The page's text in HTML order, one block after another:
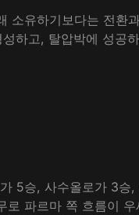
유하기보다는 전환
고, 탈압박에 성공
5승, 사수올로가 3
파르마 쪽 흐름이